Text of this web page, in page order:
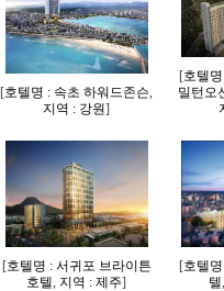
[호텔명 : 속초 하워드존슨,
지역 : 강원]
[호텔
밀턴오
[호텔명 : 서귀포 브라이튼
호텔, 지역 : 제주]
[호텔
텔,